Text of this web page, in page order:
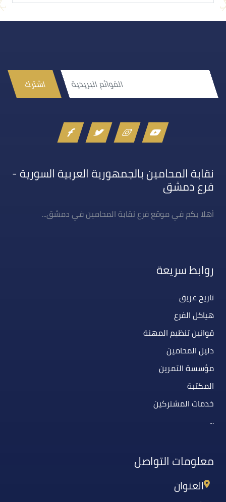
اشترك
نقابة المحامين بالجمهورية العربية السورية -
فرع دمشق
أهلا بكم في موقع فرع نقابة المحامين في دمشق...
روابط سريعة
تاريخ عريق
هياكل الفرع
قوانين تنظيم المهنة
دليل المحامين
مؤسسة التمرين
المكتبة
خدمات المشتركين
...
معلومات التواصل
العنوان